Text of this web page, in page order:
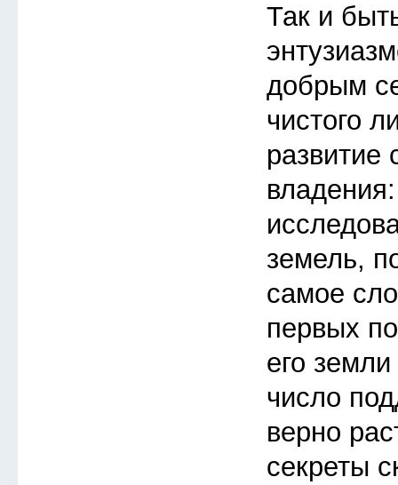
Так и
добрым
чистого
развитие
земель,
самое
первых
его
число
верно
секреты